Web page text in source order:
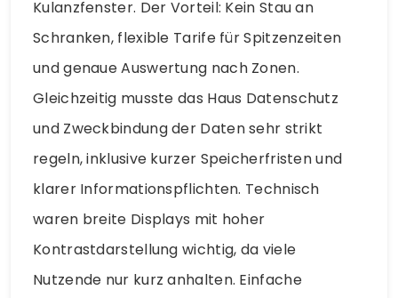
Kulanzfenster. Der Vorteil: Kein Stau an
Schranken, flexible Tarife für Spitzenzeiten
und genaue Auswertung nach Zonen.
Gleichzeitig musste das Haus Datenschutz
und Zweckbindung der Daten sehr strikt
regeln, inklusive kurzer Speicherfristen und
klarer Informationspflichten. Technisch
waren breite Displays mit hoher
Kontrastdarstellung wichtig, da viele
Nutzende nur kurz anhalten. Einfache